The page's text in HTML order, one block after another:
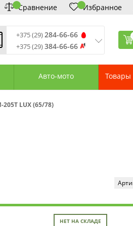
Сравнение Избранное
+375 (29)284-66-66
+375 (29)384-66-66
10:00—18:00
(17) 388-66-33
Авто-мото Товары
LUX (65/78)
НЕТ НА СКЛАДЕ